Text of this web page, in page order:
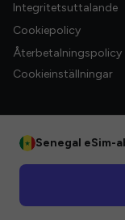
Integritetsuttalande
Cookiepolicy
Återbetalningspolicy
Cookieinställningar
Senegal eSim-